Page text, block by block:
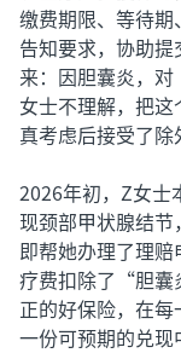
缴费期限、等待
告知要求，协助
来：因胆囊炎，
女士不理解，把
真考虑后接受了除
2026年初，Z女
现颈部甲状腺结
即帮她办理了理
疗费扣除了“胆
正的好保险，在
一份可预期的兑现